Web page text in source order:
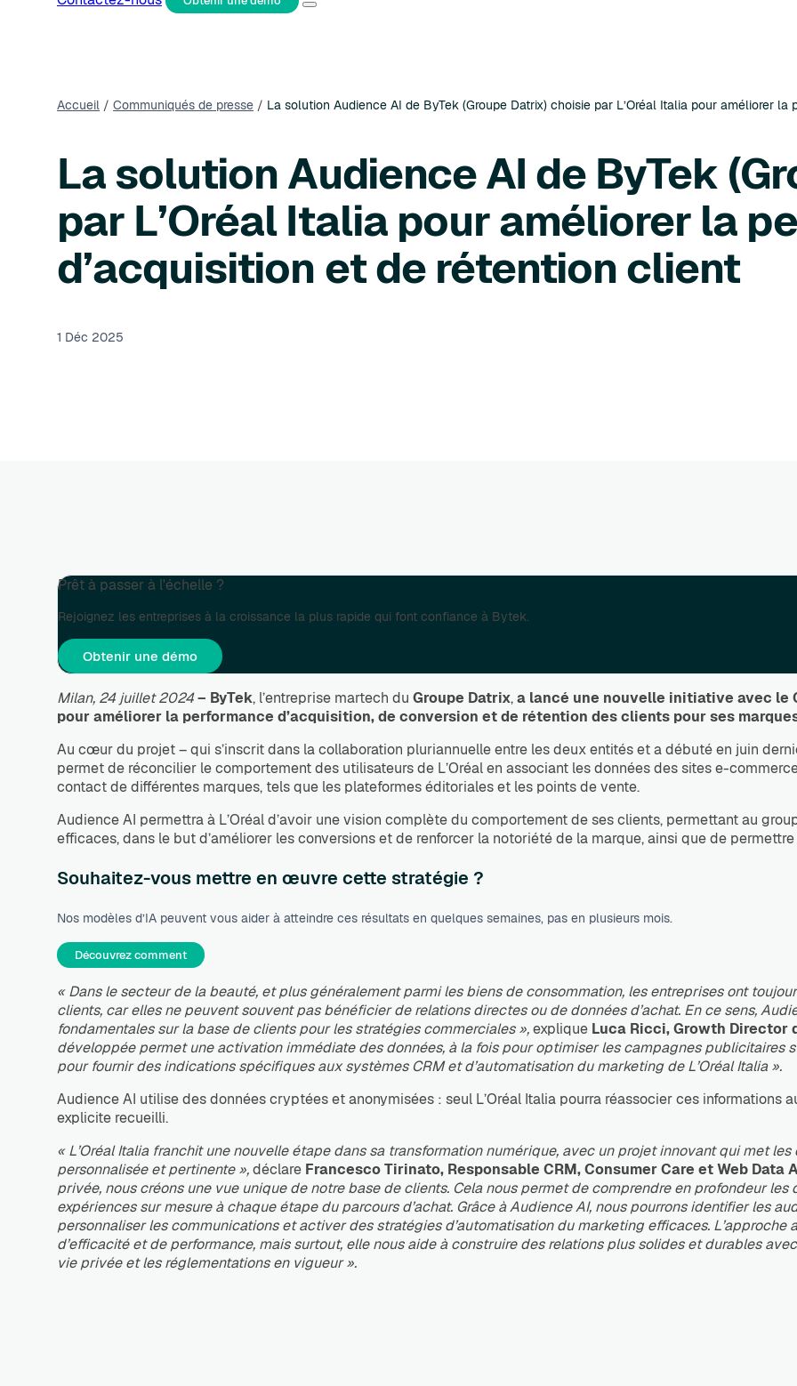
Accueil / Communiqués de presse / La solution Audience AI de ByTek (Groupe Datrix) choisie par L’Oréal Italia pour améliorer
La solution Audience AI de ByTek
par L’Oréal Italia pour améliorer la
d’acquisition et de rétention client
1 Déc 2025
Prêt à passer à l'échelle ?
Rejoignez les entreprises à la croissance la plus rapide qui font confiance à Bytek.
Obtenir une démo
Milan, 24 juillet 2024– ByTek, l’entreprise martech du Groupe Datrix,a lancé une nouvelle initiative avec le
pour améliorer la performance d’acquisition, de conversion et de rétention des clients pour ses
Au cœur du projet – qui s’inscrit dans la collaboration pluriannuelle entre les deux entités et a débuté en juin
permet de réconcilier le comportement des utilisateurs de L’Oréal en associant les données des sites e-
contact de différentes marques, tels que les plateformes éditoriales et les points de vente.
Audience AI permettra à L’Oréal d’avoir une vision complète du comportement de ses clients, permettant au
efficaces, dans le but d’améliorer les conversions et de renforcer la notoriété de la marque, ainsi que de
Souhaitez-vous mettre en œuvre cette stratégie ?
Nos modèles d’IA peuvent vous aider à atteindre ces résultats en quelques semaines, pas en plusieurs mois.
Découvrez comment
« Dans le secteur de la beauté, et plus généralement parmi les biens de consommation, les entreprises ont
clients, car elles ne peuvent souvent pas bénéficier de relations directes ou de données d’achat. En ce sens,
fondamentales sur la base de clients pour les stratégies commerciales »,explique Luca Ricci, Growth Director
développée permet une activation immédiate des données, à la fois pour optimiser les campagnes publicitaires
pour fournir des indications spécifiques aux systèmes CRM et d’automatisation du marketing de L’Oréal Italia ».
Audience AI utilise des données cryptées et anonymisées : seul L’Oréal Italia pourra réassocier ces informations
explicite recueilli.
« L’Oréal Italia franchit une nouvelle étape dans sa transformation numérique, avec un projet innovant qui met
personnalisée et pertinente »,déclare Francesco Tirinato, Responsable CRM, Consumer Care et Web Data
privée, nous créons une vue unique de notre base de clients. Cela nous permet de comprendre en profondeur
expériences sur mesure à chaque étape du parcours d’achat. Grâce à Audience AI, nous pourrons identifier les
personnaliser les communications et activer des stratégies d’automatisation du marketing efficaces.
d’efficacité et de performance, mais surtout, elle nous aide à construire des relations plus solides et durables
vie privée et les réglementations en vigueur ».